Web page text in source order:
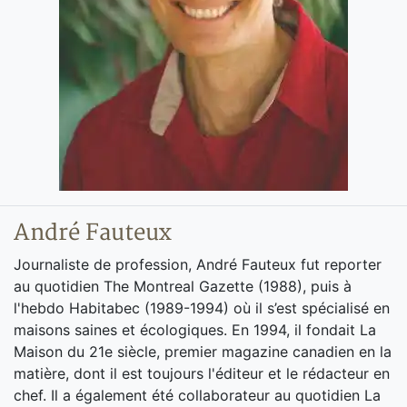
André Fauteux
Journaliste de profession, André Fauteux fut reporter
au quotidien The Montreal Gazette (1988), puis à
l'hebdo Habitabec (1989-1994) où il s’est spécialisé en
maisons saines et écologiques. En 1994, il fondait La
Maison du 21e siècle, premier magazine canadien en la
matière, dont il est toujours l'éditeur et le rédacteur en
chef. Il a également été collaborateur au quotidien La